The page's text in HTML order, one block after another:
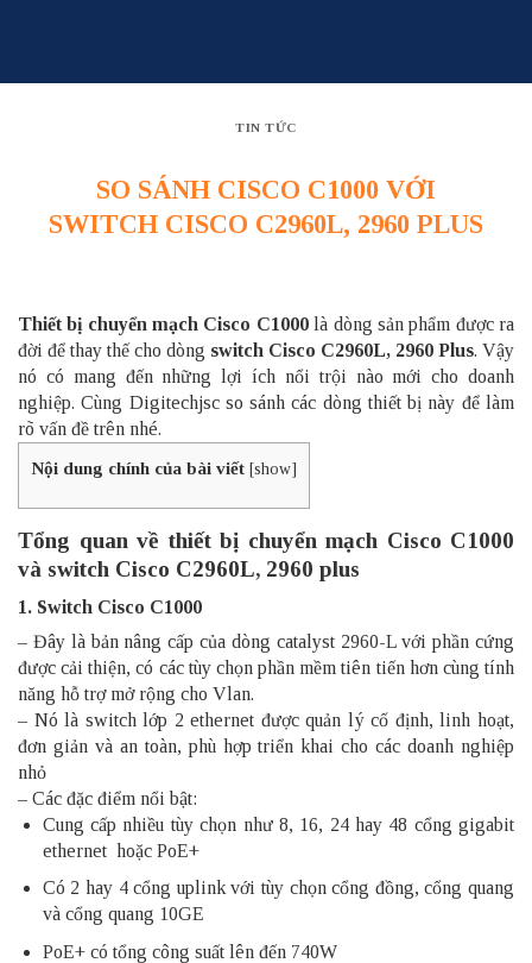
TIN TỨC
SO SÁNH CISCO C1000 VỚI
SWITCH CISCO C2960L, 2960 PLUS
Thiết bị chuyển mạch Cisco C1000là dòng sản phẩm được ra
đời để thay thế cho dòng switch Cisco C2960L, 2960 Plus. Vậy
nó có mang đến những lợi ích nổi trội nào mới cho doanh
nghiệp. Cùng Digitechjsc so sánh các dòng thiết bị này để làm
rõ vấn đề trên nhé.
Nội dung chính của bài viết [show]
Tổng quan về thiết bị chuyển mạch Cisco C1000
và switch Cisco C2960L, 2960 plus
1. Switch Cisco C1000
– Đây là bản nâng cấp của dòng catalyst 2960-L với phần cứng
được cải thiện, có các tùy chọn phần mềm tiên tiến hơn cùng tính
năng hỗ trợ mở rộng cho Vlan.
– Nó là switch lớp 2 ethernet được quản lý cố định, linh hoạt,
đơn giản và an toàn, phù hợp triển khai cho các doanh nghiệp
nhỏ
– Các đặc điểm nổi bật:
Cung cấp nhiều tùy chọn như 8, 16, 24 hay 48 cổng gigabit
ethernet hoặc PoE+
Có 2 hay 4cổng uplinkvới tùy chọn cổng đồng, cổng quang
và cổng quang 10GE
PoE+ có tổng công suất lên đến 740W